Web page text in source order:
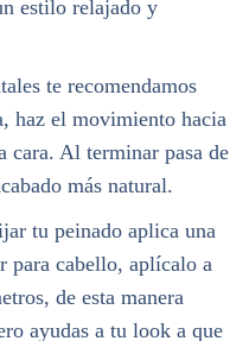
estilo relajado y
te recomendamos
haz el movimiento hacia
cara. Al terminar pasa de
más natural.
tu peinado aplica una
para cabello, aplícalo a
de esta manera
ayudas a tu look a que